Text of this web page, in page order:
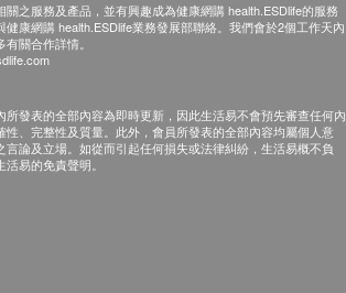
關之服務及產品，並有興趣成為健康網購 health.ESDlife的服務
健康網購 health.ESDlife業務發展部聯絡。我們會於2個工作天內
關合作詳情。
所發表的全部內容為即時更新，因此生活易不會預先審查任何內
性、完整性及質量。此外，會員所發表的全部內容均屬個人意
言論及立場。如從而引起任何損失或法律糾紛，生活易概不負
易的免責聲明。